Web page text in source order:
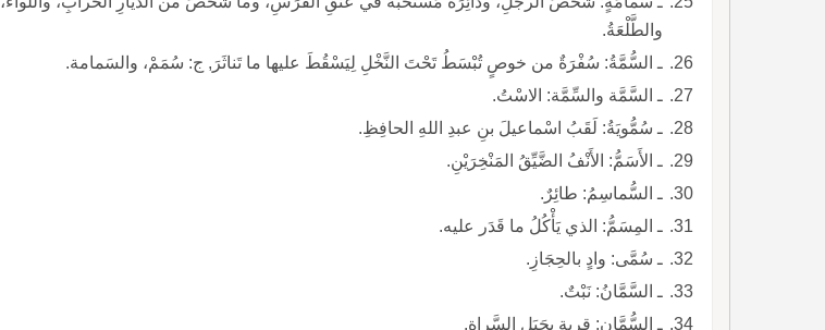
والطَّلْعَةُ.
ـ السُّمَّةُ: سُفْرَةٌ من خوصٍ تُبْسَطُ تَحْتَ النَّخْلِ لِيَسْقُطَ عليها ما تَناثَرَ, ج: سُمَمْ، والسَمامة.
ـ السَّمَّة والسِّمَّة: الاسْتُ.
ـ سُمُّويَةُ: لَقَبُ اسْماعيلَ بنِ عبدِ اللهِ الحافِظِ.
ـ الأَسَمُّ: الأَنْفُ الضَّيِّقُ المَنْخِرَيْنِ.
ـ السُّماسِمُ: طائِرٌ.
ـ المِسَمُّ: الذي يَأْكُلُ ما قَدَر عليه.
ـ سُمَّى: وادٍ بالحِجَازِ.
ـ السَّمَّانُ: نَبْتٌ.
ـ السُّمَّان: قرية بِجَبَلِ السَّراةِ.